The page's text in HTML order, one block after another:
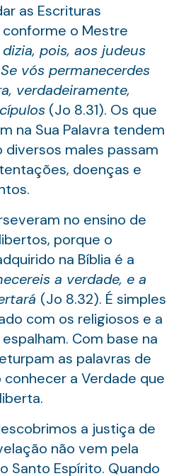
as Escrituras
o Mestre
pois, aos judeus
vós permanecerdes
verdadeiramente,
(Jo 8.31). Os que
na Sua Palavra tendem
diversos males passam
doenças e
no ensino de
porque o
na Bíblia é a
a verdade, e a
(Jo 8.32). É simples
com os religiosos e a
Com base na
as palavras de
conhecer a Verdade que
a justiça de
não vem pela
Santo Espírito. Quando